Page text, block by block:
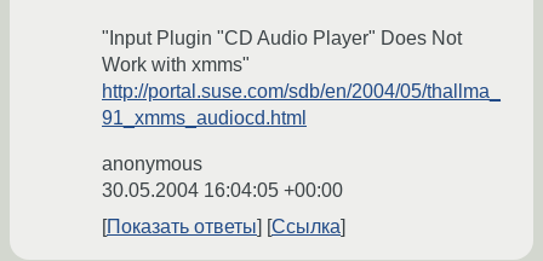
"Input Plugin "CD Audio Player" Does Not
Work with xmms"
http://portal.suse.com/sdb/en/2004/05/thallma_
91_xmms_audiocd.html
anonymous
30.05.2004 16:04:05 +00:00
Показать ответы
Ссылка